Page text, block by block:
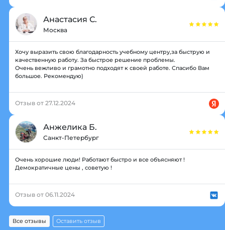
Анастасия С.
Москва
Хочу выразить свою благодарность учебному центру,за быструю и
качественную работу. За быстрое решение проблемы.
Очень вежливо и грамотно подходят к своей работе. Спасибо Вам
большое. Рекомендую)
Отзыв от 27.12.2024
Анжелика Б.
Санкт-Петербург
Очень хорошие люди! Работают быстро и все объясняют !
Демократичные цены , советую !
Отзыв от 06.11.2024
Все отзывы Оставить отзыв